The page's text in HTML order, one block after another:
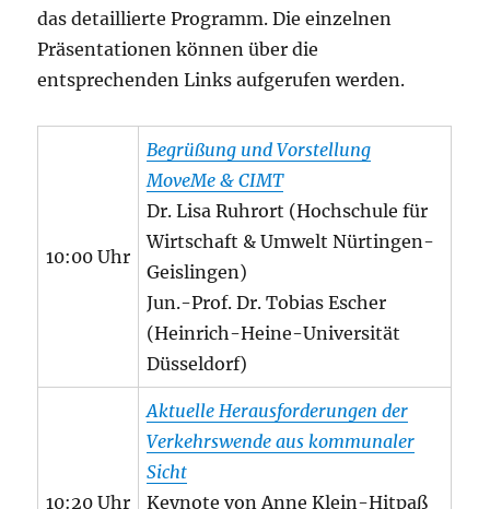
das detaillierte Programm. Die einzelnen
Präsentationen können über die
entsprechenden Links aufgerufen werden.
10:00 Uhr
Begrüßung und Vorstellung
MoveMe & CIMT
Dr. Lisa Ruhrort (Hochschule für
Wirtschaft & Umwelt Nürtingen-
Geislingen)
Jun.-Prof. Dr. Tobias Escher
(Heinrich-Heine-Universität
Düsseldorf)
10:20 Uhr
Aktuelle Herausforderungen der
Verkehrswende aus kommunaler
Sicht
Keynote von Anne Klein-Hitpaß